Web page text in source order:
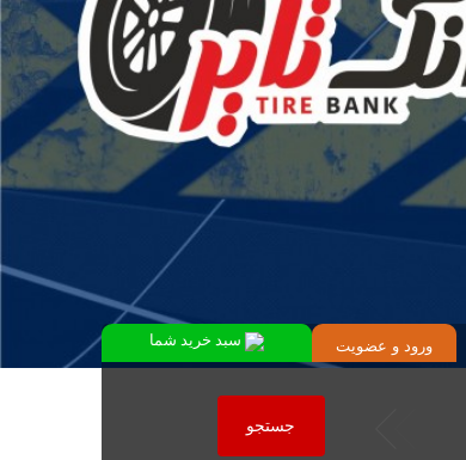
ورود و عضویت سبد خرید شما
جستجو